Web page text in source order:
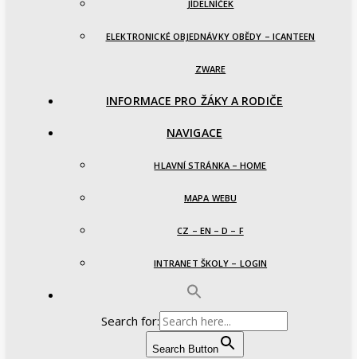
JÍDELNÍČEK
ELEKTRONICKÉ OBJEDNÁVKY OBĚDY – ICANTEEN
ZWARE
INFORMACE PRO ŽÁKY A RODIČE
NAVIGACE
HLAVNÍ STRÁNKA – HOME
MAPA WEBU
CZ – EN – D – F
INTRANET ŠKOLY – LOGIN
Search for:
Search Button